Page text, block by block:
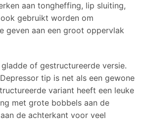
aan tongheffing, lip sluiting,
gebruikt worden om
geven aan een groot oppervlak
of gestructureerde versie.
tip is net als een gewone
variant heeft een leuke
met grote bobbels aan de
de achterkant voor veel